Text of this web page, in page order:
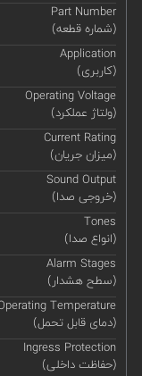
Part Number
(شماره قطعه)
Application
(کاربری)
Operating Voltage
(ولتاژ عملکرد)
Current Rating
(میزان جریان)
Sound Output
(خروجی صدا)
Tones
(انواع صدا)
Alarm Stages
(سطح هشدار)
Temperature
(دمای قابل تحمل)
Ingress Protection
(حفاظت داخلی)